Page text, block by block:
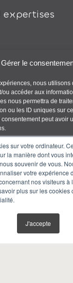
sur votre ordinateur.
la manière dont vous
souvenir de vous.
votre expérience
nos visiteurs à
plus sur les
J'accepte
Gérer le
nous
ou accéder aux
nous permettra de
ou les ID uniques sur
peut avoir
Accepter
Refuser
Voir les préférences
Terms and
expertises
Terrasse-
J7V 5M3
453-1920
765-9667
0295